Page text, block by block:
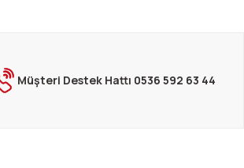
Müşteri Destek Hattı 0536 592 63 44